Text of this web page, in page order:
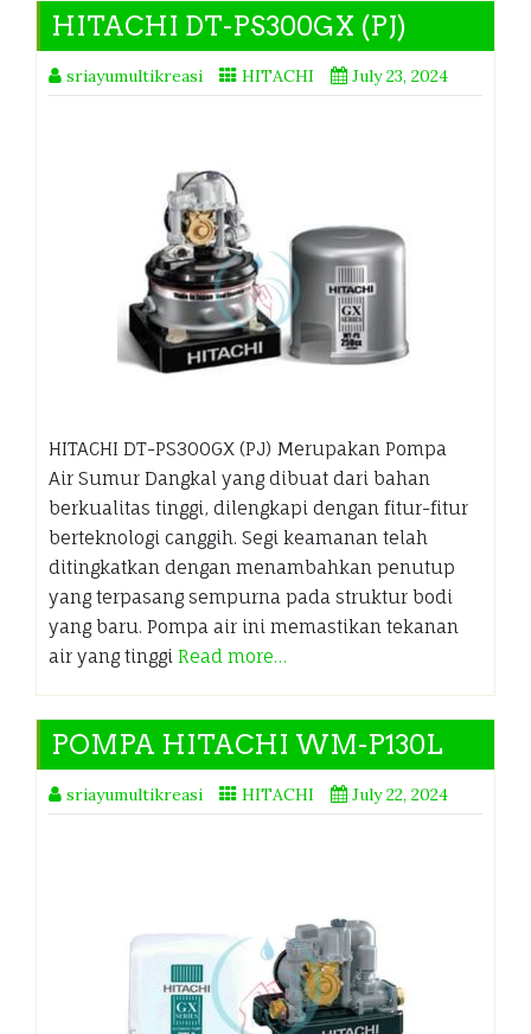
HITACHI DT-PS300GX (PJ)
sriayumultikreasi HITACHI July 23, 2024
HITACHI DT-PS300GX (PJ) Merupakan Pompa
Air Sumur Dangkal yang dibuat dari bahan
berkualitas tinggi, dilengkapi dengan fitur-fitur
berteknologi canggih. Segi keamanan telah
ditingkatkan dengan menambahkan penutup
yang terpasang sempurna pada struktur bodi
yang baru. Pompa air ini memastikan tekanan
air yang tinggi Read more…
POMPA HITACHI WM-P130L
sriayumultikreasi HITACHI July 22, 2024